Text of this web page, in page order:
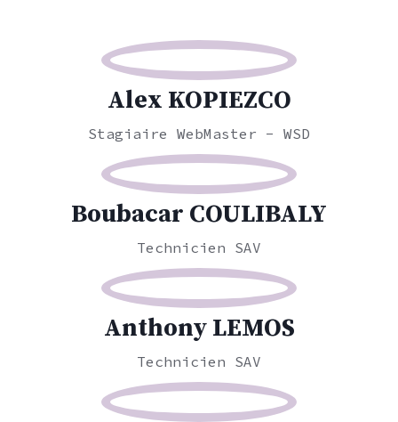
Alex KOPIEZCO
Stagiaire WebMaster - WSD
Boubacar COULIBALY
Technicien SAV
Anthony LEMOS
Technicien SAV